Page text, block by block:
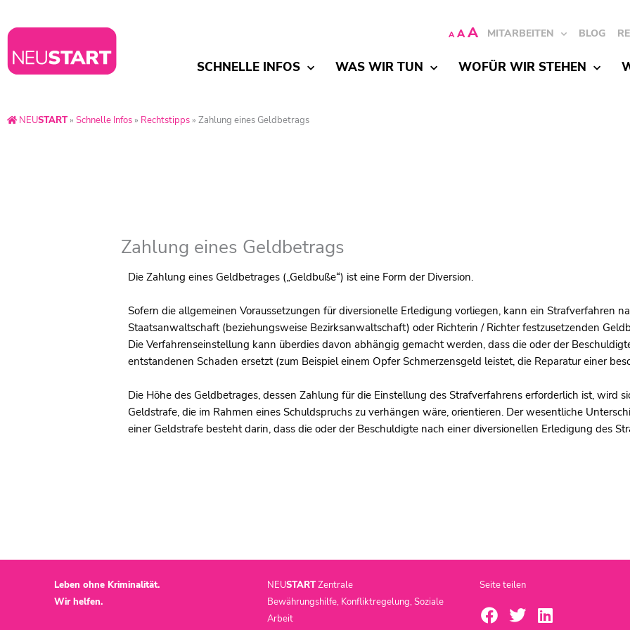
A A A MITARBEITEN BLOG
SCHNELLE INFOS WAS WIR TUN WOFÜR WIR STEHEN
NEUSTART» Schnelle Infos» Rechtstipps» Zahlung eines Geldbetrags
Zahlung eines Geldbetrags
Die Zahlung eines Geldbetrages („Geldbuße“) ist eine Form der Diversion.
Sofern die allgemeinen Voraussetzungen für diversionelle Erledigung vorliegen, kann ein Strafverfahren
Staatsanwaltschaft (beziehungsweise Bezirksanwaltschaft) oder Richterin / Richter festzusetzenden
Die Verfahrenseinstellung kann überdies davon abhängig gemacht werden, dass die oder der
entstandenen Schaden ersetzt (zum Beispiel einem Opfer Schmerzensgeld leistet, die Reparatur einer
Die Höhe des Geldbetrages, dessen Zahlung für die Einstellung des Strafverfahrens erforderlich ist, wird
Geldstrafe, die im Rahmen eines Schuldspruchs zu verhängen wäre, orientieren. Der wesentliche
einer Geldstrafe besteht darin, dass die oder der Beschuldigte nach einer diversionellen Erledigung des
Leben ohne Kriminalität.
Wir helfen.
NEUSTARTZentrale
Bewährungshilfe, Konfliktregelung, Soziale
Arbeit
Seite teilen